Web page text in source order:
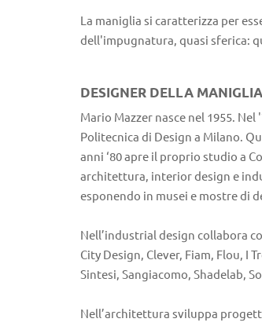
La maniglia si caratterizza per
dell'impugnatura, quasi sferica:
DESIGNER DELLA
Mario Mazzer nasce nel 1955.
Politecnica di Design a Milano.
anni ‘80 apre il proprio studio a
architettura, interior design e
esponendo in musei e mostre di
Nell’industrial design collabora
City Design, Clever, Fiam, Flou, I
Sintesi, Sangiacomo, Shadelab,
Nell’architettura sviluppa